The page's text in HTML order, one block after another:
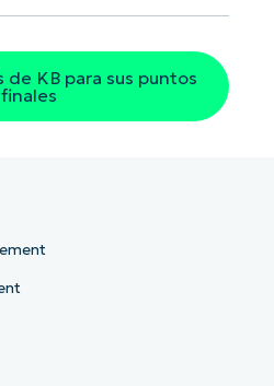
KB para sus puntos
finales